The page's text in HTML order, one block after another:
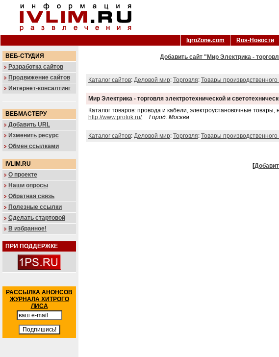
IgroZone.com Ros-Новости
ВЕБ-СТУДИЯ
Разработка сайтов
Продвижение сайтов
Интернет-консалтинг
ВЕБМАСТЕРУ
Добавить URL
Изменить ресурс
Обмен ссылками
IVLIM.RU
О проекте
Наши опросы
Обратная связь
Полезные ссылки
Сделать стартовой
В избранное!
ПРИ ПОДДЕРЖКЕ
РАССЫЛКА АНОНСОВ
ЖУРНАЛА ХИТРОГО
ЛИСА
Добавить сайт "Мир Электрика -
Каталог сайтов: Деловой мир: Торговля: Товары
Мир Электрика - торговля электротехнической и
Каталог товаров: провода и кабели, электроустановочные
http://www.protok.ru/
Город: Москва
Каталог сайтов: Деловой мир: Торговля: Товары
[